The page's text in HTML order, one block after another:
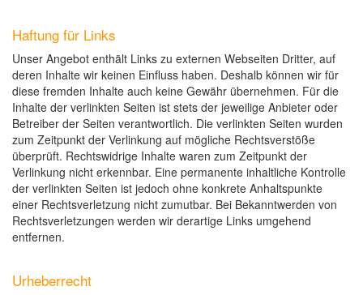
Haftung für Links
Unser Angebot enthält Links zu externen Webseiten Dritter, auf
deren Inhalte wir keinen Einfluss haben. Deshalb können wir für
diese fremden Inhalte auch keine Gewähr übernehmen. Für die
Inhalte der verlinkten Seiten ist stets der jeweilige Anbieter oder
Betreiber der Seiten verantwortlich. Die verlinkten Seiten wurden
zum Zeitpunkt der Verlinkung auf mögliche Rechtsverstöße
überprüft. Rechtswidrige Inhalte waren zum Zeitpunkt der
Verlinkung nicht erkennbar. Eine permanente inhaltliche Kontrolle
der verlinkten Seiten ist jedoch ohne konkrete Anhaltspunkte
einer Rechtsverletzung nicht zumutbar. Bei Bekanntwerden von
Rechtsverletzungen werden wir derartige Links umgehend
entfernen.
Urheberrecht